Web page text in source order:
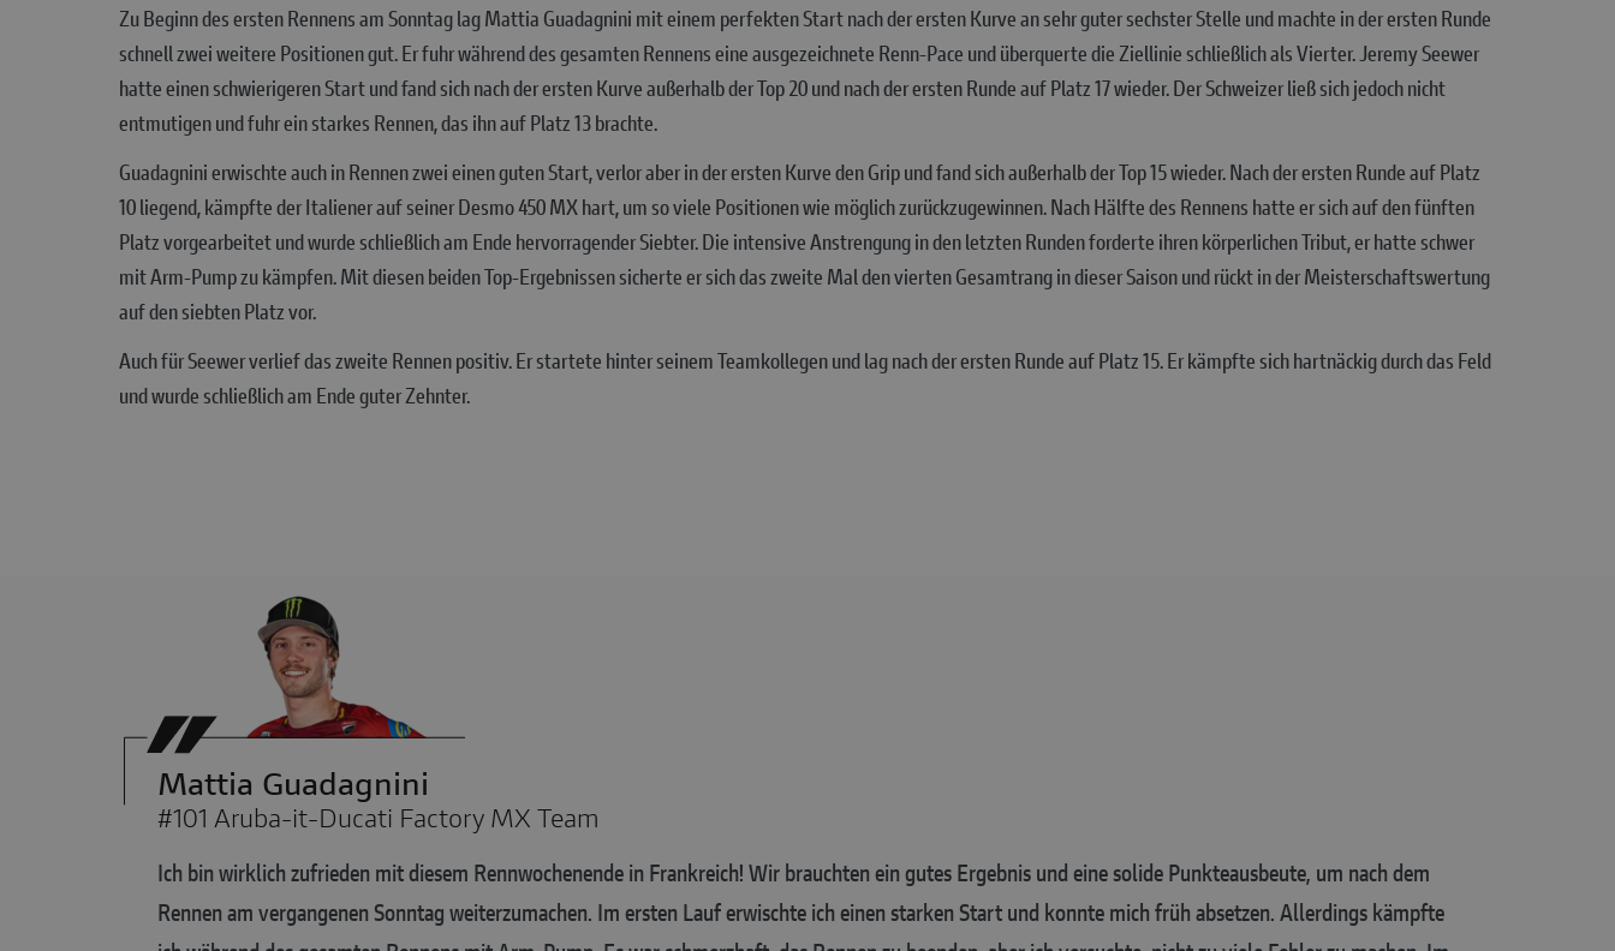
Zu Beginn des ersten Rennens am Sonntag lag Mattia Guadagnini mit einem perfekten Start nach der ersten Kurve an sehr guter sechster Stelle und machte in der ersten Runde
schnell zwei weitere Positionen gut. Er fuhr während des gesamten Rennens eine ausgezeichnete Renn-Pace und überquerte die Ziellinie schließlich als Vierter. Jeremy Seewer
hatte einen schwierigeren Start und fand sich nach der ersten Kurve außerhalb der Top 20 und nach der ersten Runde auf Platz 17 wieder. Der Schweizer ließ sich jedoch nicht
entmutigen und fuhr ein starkes Rennen, das ihn auf Platz 13 brachte.
Guadagnini erwischte auch in Rennen zwei einen guten Start, verlor aber in der ersten Kurve den Grip und fand sich außerhalb der Top 15 wieder. Nach der ersten Runde auf Platz
10 liegend, kämpfte der Italiener auf seiner Desmo 450 MX hart, um so viele Positionen wie möglich zurückzugewinnen. Nach Hälfte des Rennens hatte er sich auf den fünften
Platz vorgearbeitet und wurde schließlich am Ende hervorragender Siebter. Die intensive Anstrengung in den letzten Runden forderte ihren körperlichen Tribut, er hatte schwer
mit Arm-Pump zu kämpfen. Mit diesen beiden Top-Ergebnissen sicherte er sich das zweite Mal den vierten Gesamtrang in dieser Saison und rückt in der Meisterschaftswertung
auf den siebten Platz vor.
Auch für Seewer verlief das zweite Rennen positiv. Er startete hinter seinem Teamkollegen und lag nach der ersten Runde auf Platz 15. Er kämpfte sich hartnäckig durch das Feld
und wurde schließlich am Ende guter Zehnter.
Mattia Guadagnini
#101 Aruba-it-Ducati Factory MX Team
Ich bin wirklich zufrieden mit diesem Rennwochenende in Frankreich! Wir brauchten ein gutes Ergebnis und eine solide Punkteausbeute, um nach dem
Rennen am vergangenen Sonntag weiterzumachen. Im ersten Lauf erwischte ich einen starken Start und konnte mich früh absetzen. Allerdings kämpfte